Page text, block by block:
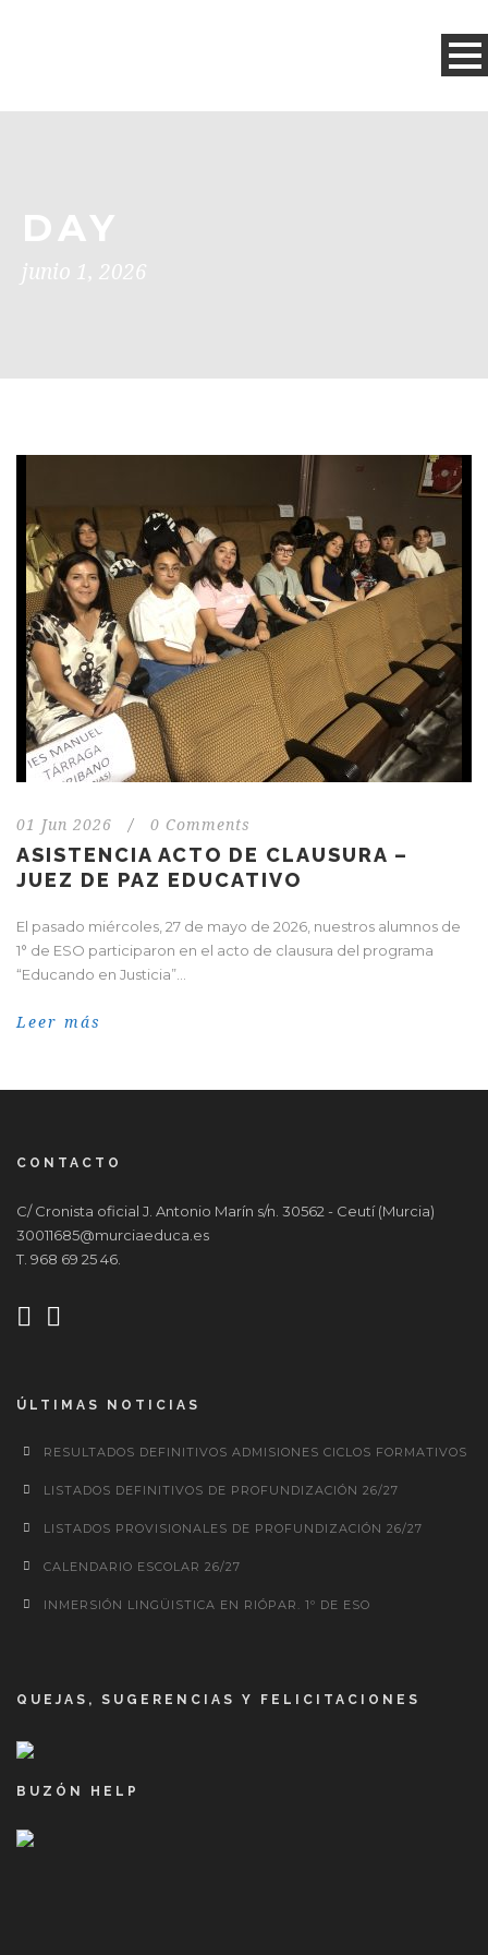
DAY
junio 1, 2026
01 Jun 2026 / 0 Comments
ASISTENCIA ACTO DE CLAUSURA –
JUEZ DE PAZ EDUCATIVO
El pasado miércoles, 27 de mayo de 2026, nuestros alumnos de
1° de ESO participaron en el acto de clausura del programa
“Educando en Justicia”...
Leer más
CONTACTO
C/ Cronista oficial J. Antonio Marín s/n. 30562 - Ceutí (Murcia)
30011685@murciaeduca.es
T. 968 69 25 46.
ÚLTIMAS NOTICIAS
RESULTADOS DEFINITIVOS ADMISIONES CICLOS FORMATIVOS
LISTADOS DEFINITIVOS DE PROFUNDIZACIÓN 26/27
LISTADOS PROVISIONALES DE PROFUNDIZACIÓN 26/27
CALENDARIO ESCOLAR 26/27
INMERSIÓN LINGÜISTICA EN RIÓPAR. 1º DE ESO
QUEJAS, SUGERENCIAS Y FELICITACIONES
BUZÓN HELP